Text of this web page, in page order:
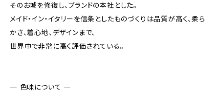
そのお城を修復し、ブランドの本社とした。
メイド・イン・イタリーを信条としたものづくりは品質が高く、柔ら
かさ、着心地、デザインまで、
世界中で非常に高く評価されている。
— 色味について —